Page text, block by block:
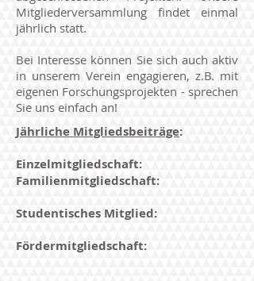
Mitgliederversammlung findet einmal
jährlich statt.
Bei Interesse können Sie sich auch aktiv
in unserem Verein engagieren, z.B. mit
eigenen Forschungsprojekten - sprechen
Sie uns einfach an!
Jährliche Mitgliedsbeiträge:
Einzelmitgliedschaft:
Familienmitgliedschaft:
Studentisches Mitglied:
Fördermitgliedschaft: